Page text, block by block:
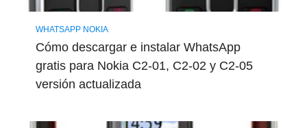
WHATSAPP NOKIA
Cómo descargar e instalar WhatsApp
gratis para Nokia C2-01, C2-02 y C2-05
versión actualizada